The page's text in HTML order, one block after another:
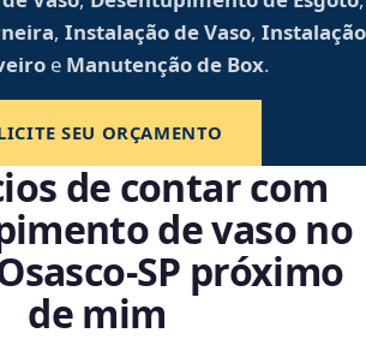
, Instalação de Vaso, Instalação
e Manutenção de Box.
SEU ORÇAMENTO
de contar com
de vaso no
próximo
de mim